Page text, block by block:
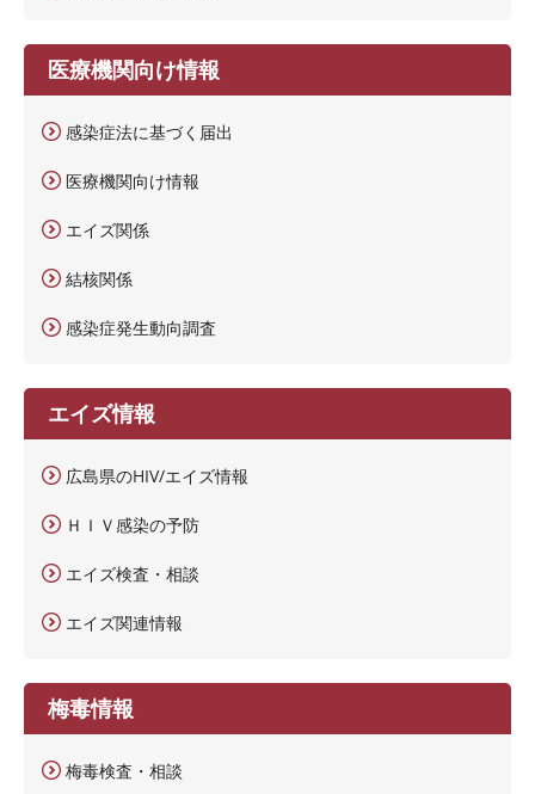
医療機関向け情報
感染症法に基づく届出
医療機関向け情報
エイズ関係
結核関係
感染症発生動向調査
エイズ情報
広島県のHIV/エイズ情報
ＨＩＶ感染の予防
エイズ検査・相談
エイズ関連情報
梅毒情報
梅毒検査・相談